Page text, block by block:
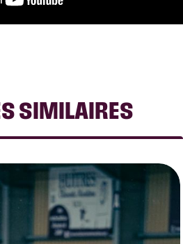
SIMILAIRES